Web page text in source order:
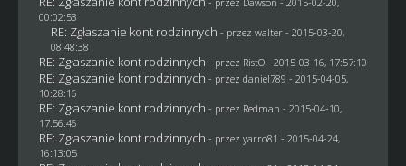
00:02:53
RE: Zgłaszanie kont rodzinnych - przez walter- 2015-03-20,
08:48:38
RE: Zgłaszanie kont rodzinnych - przez RistO- 2015-03-16, 17:57:10
RE: Zgłaszanie kont rodzinnych - przez daniel789 - 2015-04-05,
10:28:16
RE: Zgłaszanie kont rodzinnych - przez Redman - 2015-04-10,
17:56:46
RE: Zgłaszanie kont rodzinnych - przez yarro81 - 2015-04-24,
16:13:05